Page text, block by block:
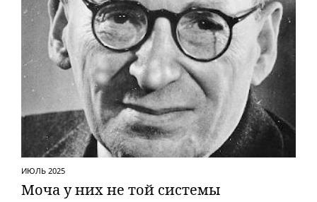
ИЮЛЬ 2025
Моча у них не той системы